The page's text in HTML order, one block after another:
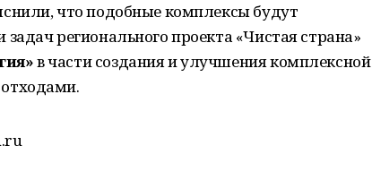
что подобные комплексы будут
регионального проекта «Чистая страна»
в части создания и улучшения комплексной